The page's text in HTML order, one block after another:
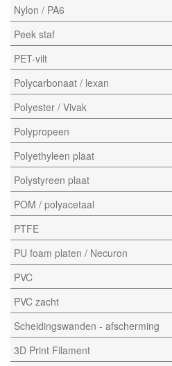
Nylon / PA6
Peek staf
PET-vilt
Polycarbonaat / lexan
Polyester / Vivak
Polypropeen
Polyethyleen plaat
Polystyreen plaat
POM / polyacetaal
PTFE
PU foam platen / Necuron
PVC
PVC zacht
Scheidingswanden - afscherming
3D Print Filament